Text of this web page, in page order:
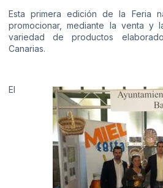
Esta primera edición de la Feria
promocionar, mediante la venta y
variedad de productos
Canarias.
El